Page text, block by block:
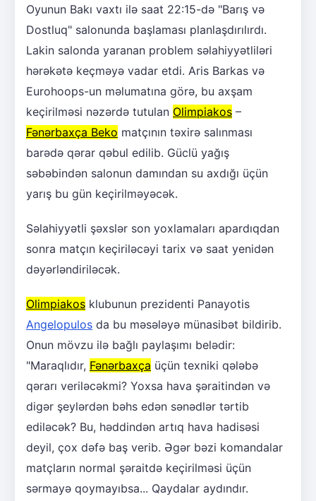
Oyunun Bakı vaxtı ilə saat 22:15-də "Barış və
Dostluq" salonunda başlaması planlaşdırılırdı.
Lakin salonda yaranan problem səlahiyyətliləri
hərəkətə keçməyə vadar etdi. Aris Barkas və
Eurohoops-un məlumatına görə, bu axşam
keçirilməsi nəzərdə tutulan Olimpiakos –
Fənərbaxça Beko matçının təxirə salınması
barədə qərar qəbul edilib. Güclü yağış
səbəbindən salonun damından su axdığı üçün
yarış bu gün keçirilməyəcək.
Səlahiyyətli şəxslər son yoxlamaları apardıqdan
sonra matçın keçiriləcəyi tarix və saat yenidən
dəyərləndiriləcək.
Olimpiakos klubunun prezidenti Panayotis
Angelopulos da bu məsələyə münasibət bildirib.
Onun mövzu ilə bağlı paylaşımı belədir:
"Maraqlıdır, Fənərbaxça üçün texniki qələbə
qərarı veriləcəkmi? Yoxsa hava şəraitindən və
digər şeylərdən bəhs edən sənədlər tərtib
ediləcək? Bu, həddindən artıq hava hadisəsi
deyil, çox dəfə baş verib. Əgər bəzi komandalar
matçların normal şəraitdə keçirilməsi üçün
sərmayə qoymayıbsa... Qaydalar aydındır.